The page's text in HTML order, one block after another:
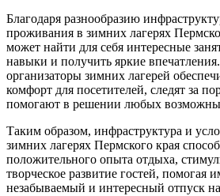
Благодаря разнообразию
проживания в зимних лагерях
может найти для себя интересные
навыки и получить яркие
организаторы зимних лагерей
комфорт для посетителей, следят за
помогают в решении любых
Таким образом, инфраструктура и
зимних лагерях Пермского края
положительного опыта отдыха,
творческое развитие гостей, помогая
незабываемый и интересный отпуск